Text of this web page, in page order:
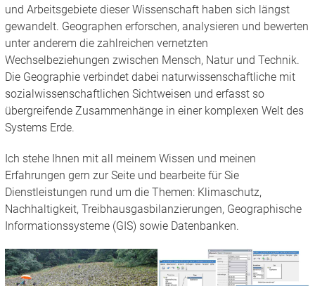
und Arbeitsgebiete dieser Wissenschaft haben sich längst
gewandelt. Geographen erforschen, analysieren und bewerten
unter anderem die zahlreichen vernetzten
Wechselbeziehungen zwischen Mensch, Natur und Technik.
Die Geographie verbindet dabei naturwissenschaftliche mit
sozialwissenschaftlichen Sichtweisen und erfasst so
übergreifende Zusammenhänge in einer komplexen Welt des
Systems Erde.
Ich stehe Ihnen mit all meinem Wissen und meinen
Erfahrungen gern zur Seite und bearbeite für Sie
Dienstleistungen rund um die Themen: Klimaschutz,
Nachhaltigkeit, Treibhausgasbilanzierungen, Geographische
Informationssysteme (GIS) sowie Datenbanken.